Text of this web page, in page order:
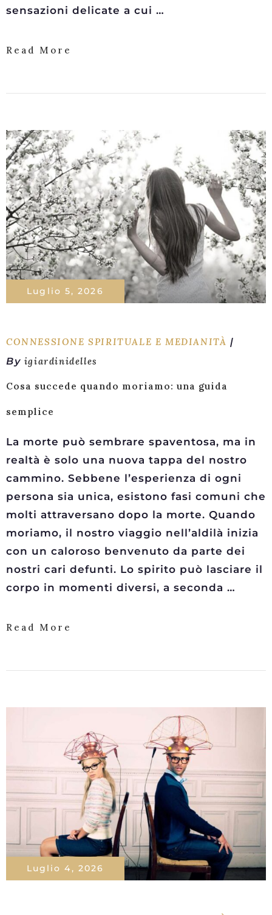
sensazioni delicate a cui …
Read More
Luglio 5, 2026
CONNESSIONE SPIRITUALE E MEDIANITÀ
By igiardinidelles
Cosa succede quando moriamo: una guida
semplice
La morte può sembrare spaventosa, ma in
realtà è solo una nuova tappa del nostro
cammino. Sebbene l’esperienza di ogni
persona sia unica, esistono fasi comuni che
molti attraversano dopo la morte. Quando
moriamo, il nostro viaggio nell’aldilà inizia
con un caloroso benvenuto da parte dei
nostri cari defunti. Lo spirito può lasciare il
corpo in momenti diversi, a seconda …
Read More
Luglio 4, 2026